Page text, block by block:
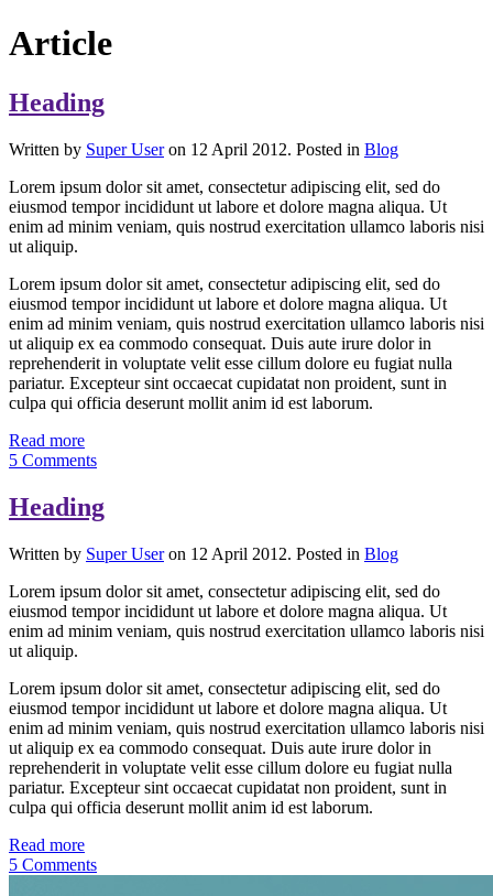
Article
Heading
Written by Super Useron 12 April 2012. Posted in Blog
Lorem ipsum dolor sit amet, consectetur adipiscing elit, sed do
eiusmod tempor incididunt ut labore et dolore magna aliqua. Ut
enim ad minim veniam, quis nostrud exercitation ullamco laboris nisi
ut aliquip.
Lorem ipsum dolor sit amet, consectetur adipiscing elit, sed do
eiusmod tempor incididunt ut labore et dolore magna aliqua. Ut
enim ad minim veniam, quis nostrud exercitation ullamco laboris nisi
ut aliquip ex ea commodo consequat. Duis aute irure dolor in
reprehenderit in voluptate velit esse cillum dolore eu fugiat nulla
pariatur. Excepteur sint occaecat cupidatat non proident, sunt in
culpa qui officia deserunt mollit anim id est laborum.
Read more
5 Comments
Heading
Written by Super Useron 12 April 2012. Posted in Blog
Lorem ipsum dolor sit amet, consectetur adipiscing elit, sed do
eiusmod tempor incididunt ut labore et dolore magna aliqua. Ut
enim ad minim veniam, quis nostrud exercitation ullamco laboris nisi
ut aliquip.
Lorem ipsum dolor sit amet, consectetur adipiscing elit, sed do
eiusmod tempor incididunt ut labore et dolore magna aliqua. Ut
enim ad minim veniam, quis nostrud exercitation ullamco laboris nisi
ut aliquip ex ea commodo consequat. Duis aute irure dolor in
reprehenderit in voluptate velit esse cillum dolore eu fugiat nulla
pariatur. Excepteur sint occaecat cupidatat non proident, sunt in
culpa qui officia deserunt mollit anim id est laborum.
Read more
5 Comments